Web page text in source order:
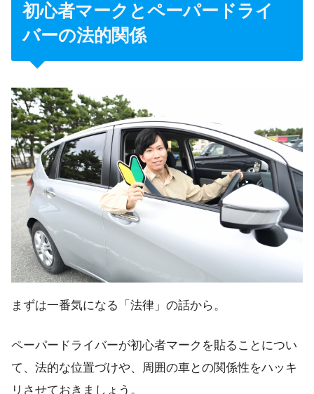
初心者マークとペーパードライ
バーの法的関係
まずは一番気になる「法律」の話から。
ペーパードライバーが初心者マークを貼ることについ
て、法的な位置づけや、周囲の車との関係性をハッキ
リさせておきましょう。